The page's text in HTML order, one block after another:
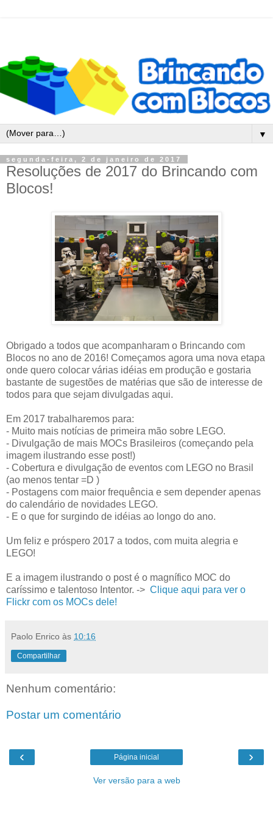
▼
segunda-feira, 2 de janeiro de 2017
Resoluções de 2017 do Brincando com
Blocos!
Obrigado a todos que acompanharam o Brincando com
Blocos no ano de 2016! Começamos agora uma nova etapa
onde quero colocar várias idéias em produção e gostaria
bastante de sugestões de matérias que são de interesse de
todos para que sejam divulgadas aqui.
Em 2017 trabalharemos para:
- Muito mais notícias de primeira mão sobre LEGO.
- Divulgação de mais MOCs Brasileiros (começando pela
imagem ilustrando esse post!)
- Cobertura e divulgação de eventos com LEGO no Brasil
(ao menos tentar =D )
- Postagens com maior frequência e sem depender apenas
do calendário de novidades LEGO.
- E o que for surgindo de idéias ao longo do ano.
Um feliz e próspero 2017 a todos, com muita alegria e
LEGO!
E a imagem ilustrando o post é o magnífico MOC do
caríssimo e talentoso Intentor. -> Clique aqui para ver o
Flickr com os MOCs dele!
Paolo Enrico às 10:16
Compartilhar
Nenhum comentário:
Postar um comentário
‹ ›
Página inicial
Ver versão para a web